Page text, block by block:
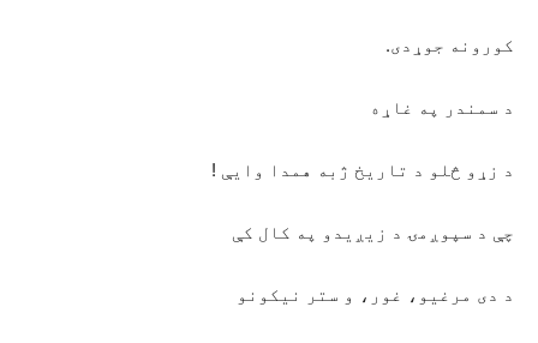
کورونه جوړدی.
د سمندر په غاړه
د زړو څلو د تاریخ ژبه همدا وايې !
چې د سپوږمۍ د زیږیدو په کال کې
د دی مرغیو، غور، و ستر نیکونو